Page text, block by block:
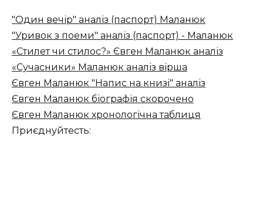
"Один вечір" аналіз (паспорт) Маланюк
"Уривок з поеми" аналіз (паспорт) - Маланюк
«Стилет чи стилос?» Євген Маланюк аналіз
«Сучасники» Маланюк аналіз вірша
Євген Маланюк "Напис на книзі" аналіз
Євген Маланюк біографія скорочено
Євген Маланюк хронологічна таблиця
Приєднуйтесть: